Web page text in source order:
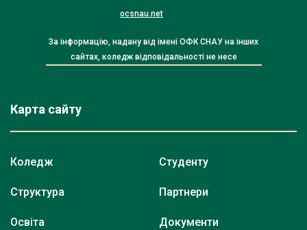
ocsnau.net
За інформацію, надану від імені ОФК СНАУ на інших
сайтах, коледж відповідальності не несе
Карта сайту
Коледж
Структура
Освіта
Студенту
Партнери
Документи